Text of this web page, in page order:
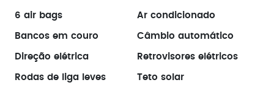
6 air bags Ar condicionado
Bancos em couro Câmbio automático
Direção elétrica Retrovisores elétricos
Rodas de liga leves Teto solar